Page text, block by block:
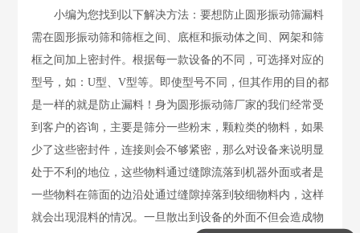
小编为您找到以下解决方法：要想防止圆形振动筛漏料
需在圆形振动筛和筛框之间、底框和振动体之间、网架和筛
框之间加上密封件。根据每一款设备的不同，可选择对应的
型号，如：U型、V型等。即使型号不同，但其作用的目的都
是一样的就是防止漏料！身为圆形振动筛厂家的我们经常受
到客户的咨询，主要是筛分一些粉末，颗粒类的物料，如果
少了这些密封件，连接则会不够紧密，那么对设备来说明显
处于不利的地位，这些物料通过缝隙流落到机器外面或者是
一些物料在筛面的边沿处通过缝隙掉落到较细物料内，这样
就会出现混料的情况。一旦散出到设备的外面不但会造成物